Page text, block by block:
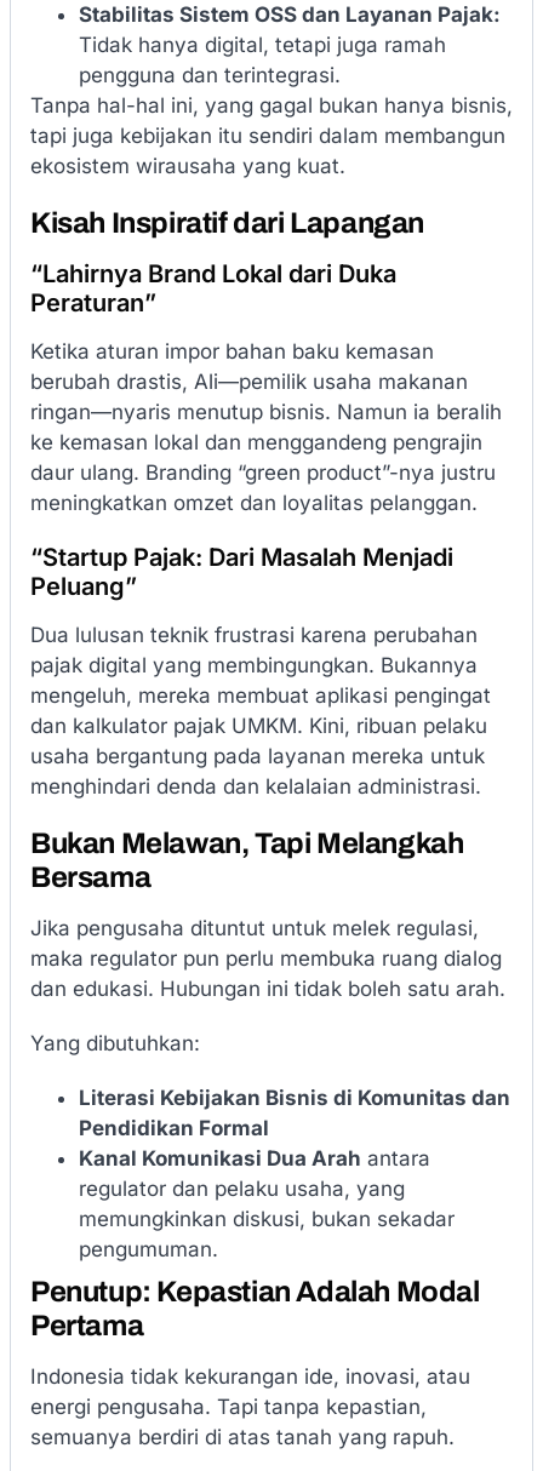
Stabilitas Sistem OSS dan Layanan Pajak:
Tidak hanya digital, tetapi juga ramah
pengguna dan terintegrasi.
Tanpa hal-hal ini, yang gagal bukan hanya bisnis,
tapi juga kebijakan itu sendiri dalam membangun
ekosistem wirausaha yang kuat.
Kisah Inspiratif dari Lapangan
“Lahirnya Brand Lokal dari Duka
Peraturan”
Ketika aturan impor bahan baku kemasan
berubah drastis, Ali—pemilik usaha makanan
ringan—nyaris menutup bisnis. Namun ia beralih
ke kemasan lokal dan menggandeng pengrajin
daur ulang. Branding “green product”-nya justru
meningkatkan omzet dan loyalitas pelanggan.
“Startup Pajak: Dari Masalah Menjadi
Peluang”
Dua lulusan teknik frustrasi karena perubahan
pajak digital yang membingungkan. Bukannya
mengeluh, mereka membuat aplikasi pengingat
dan kalkulator pajak UMKM. Kini, ribuan pelaku
usaha bergantung pada layanan mereka untuk
menghindari denda dan kelalaian administrasi.
Bukan Melawan, Tapi Melangkah
Bersama
Jika pengusaha dituntut untuk melek regulasi,
maka regulator pun perlu membuka ruang dialog
dan edukasi. Hubungan ini tidak boleh satu arah.
Yang dibutuhkan:
Literasi Kebijakan Bisnis di Komunitas dan
Pendidikan Formal
Kanal Komunikasi Dua Arah antara
regulator dan pelaku usaha, yang
memungkinkan diskusi, bukan sekadar
pengumuman.
Penutup: Kepastian Adalah Modal
Pertama
Indonesia tidak kekurangan ide, inovasi, atau
energi pengusaha. Tapi tanpa kepastian,
semuanya berdiri di atas tanah yang rapuh.